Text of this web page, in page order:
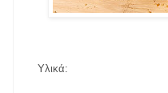
Υλικά: